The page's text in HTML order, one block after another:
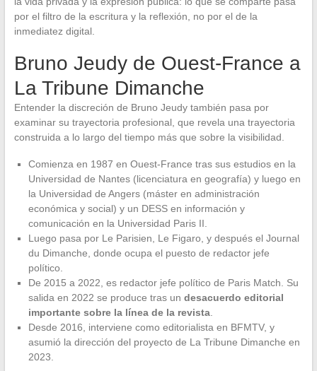
por el filtro de la escritura y la reflexión, no por el de la
inmediatez digital.
Bruno Jeudy de Ouest-France a
La Tribune Dimanche
Entender la discreción de Bruno Jeudy también pasa por
examinar su trayectoria profesional, que revela una trayectoria
construida a lo largo del tiempo más que sobre la visibilidad.
Comienza en 1987 en Ouest-France tras sus estudios en la
Universidad de Nantes (licenciatura en geografía) y luego en
la Universidad de Angers (máster en administración
económica y social) y un DESS en información y
comunicación en la Universidad Paris II.
Luego pasa por Le Parisien, Le Figaro, y después el Journal
du Dimanche, donde ocupa el puesto de redactor jefe
político.
De 2015 a 2022, es redactor jefe político de Paris Match. Su
salida en 2022 se produce tras un desacuerdo editorial
importante sobre la línea de la revista.
Desde 2016, interviene como editorialista en BFMTV, y
asumió la dirección del proyecto de La Tribune Dimanche en
2023.